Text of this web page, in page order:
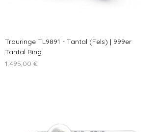
Trauringe TL9891 - Tantal (Fels) | 999er
Tantal Ring
Preis
1.495,00 €